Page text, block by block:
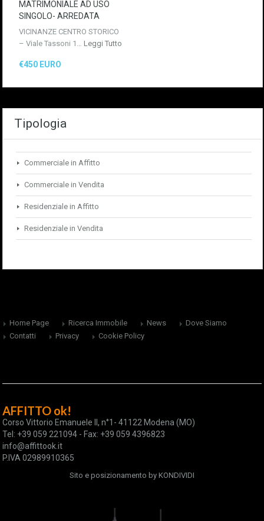
MATRIMONIALE AD USO
SINGOLO- ARREDATA
VICINANZE CENTRO STORICO
– Viale Tassoni 1… Leggi Tutto
€450 EURO
Tipologia
Commerciale in Affitto
Commerciale in Vendita
Residenziale in Affitto
Residenziale in Vendita
Home Page Ricerca Immobile News
Dove Siamo
Contatti
Privacy Cookie Policy
AFFITTO ok!
Corso Vittorio Emanuele II, n°1- 41122 Modena (MO)
Tel: +39 059 221094 - Fax: +39 059 4396823
info@affittook.it
P.IVA 02989910365
Sito e posizionamento by KONDIVIDI